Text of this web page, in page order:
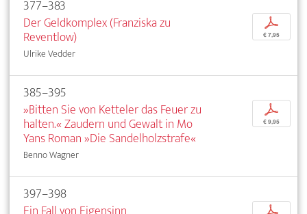
377–383
Der Geldkomplex (Franziska zu
Reventlow)
Ulrike Vedder
p
€ 7,95
385–395
»Bitten Sie von Ketteler das Feuer zu
halten.« Zaudern und Gewalt in Mo
Yans Roman »Die Sandelholzstrafe«
Benno Wagner
p
€ 9,95
397–398
p